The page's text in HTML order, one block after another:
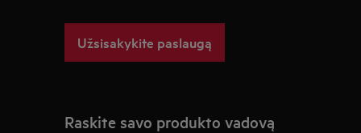
Užsisakykite paslaugą
Raskite savo produkto vadovą